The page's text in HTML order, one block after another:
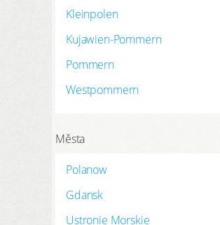
Moje údaje
Moje produkty
Kleinpolen
Kujawien-Pommern
Pommern
Westpommern
Města
Polanow
Gdansk
Ustronie Morskie